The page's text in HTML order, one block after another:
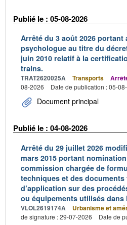
Publié le : 05-08-2026
Arrêté du 3 août 2026 portant
psychologue au titre du
juin 2010 relatif à la
trains.
TRAT2620025A Transports
08-2026
Date de publication : 05-
Document principal
Publié le : 04-08-2026
Arrêté du 29 juillet 2026
mars 2015 portant
commission chargée de
techniques et des
d’application sur des
ou équipements utilisés
VLOL2619174A Urbanisme et
de signature : 29-07-2026
Date de